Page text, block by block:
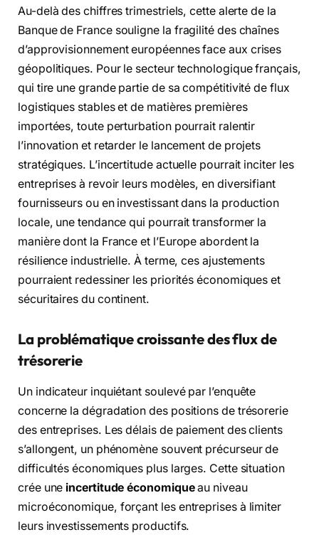
Au-delà des chiffres trimestriels, cette alerte de la
Banque de France souligne la fragilité des chaînes
d’approvisionnement européennes face aux crises
géopolitiques. Pour le secteur technologique français,
qui tire une grande partie de sa compétitivité de flux
logistiques stables et de matières premières
importées, toute perturbation pourrait ralentir
l’innovation et retarder le lancement de projets
stratégiques. L’incertitude actuelle pourrait inciter les
entreprises à revoir leurs modèles, en diversifiant
fournisseurs ou en investissant dans la production
locale, une tendance qui pourrait transformer la
manière dont la France et l’Europe abordent la
résilience industrielle. À terme, ces ajustements
pourraient redessiner les priorités économiques et
sécuritaires du continent.
La problématique croissante des flux de
trésorerie
Un indicateur inquiétant soulevé par l’enquête
concerne la dégradation des positions de trésorerie
des entreprises. Les délais de paiement des clients
s’allongent, un phénomène souvent précurseur de
difficultés économiques plus larges. Cette situation
crée une incertitude économiqueau niveau
microéconomique, forçant les entreprises à limiter
leurs investissements productifs.